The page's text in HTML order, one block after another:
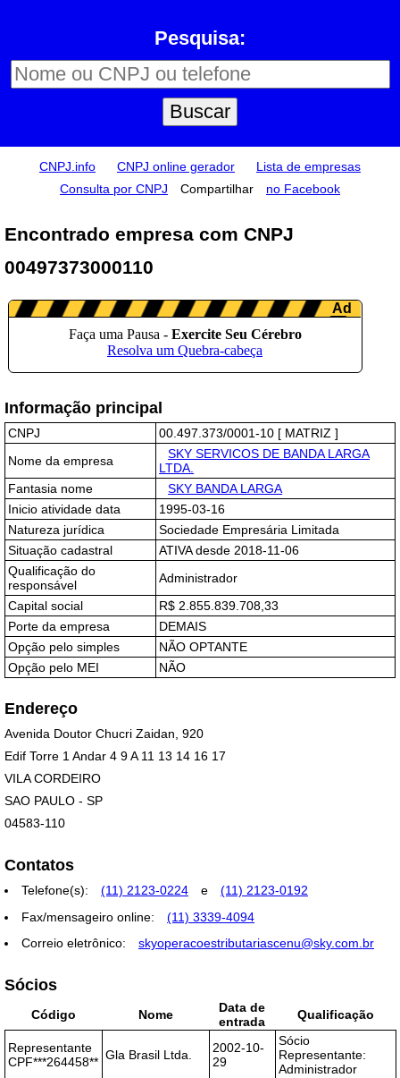
Pesquisa:
CNPJ.info CNPJ online gerador
Lista de empresas
Consulta por CNPJ
Compartilhar no Facebook
Encontrado empresa com CNPJ
00497373000110
Informação principal
CNPJ
00.497.373/0001-10 [ MATRIZ ]
Nome da empresa
SKY SERVICOS DE BANDA LARGA
LTDA.
Fantasia nome
SKY BANDA LARGA
Inicio atividade data
1995-03-16
Natureza jurídica
Sociedade Empresária Limitada
Situação cadastral
ATIVA desde 2018-11-06
Qualificação do
responsável
Administrador
Capital social
R$ 2.855.839.708,33
Porte da empresa
DEMAIS
Opção pelo simples
NÃO OPTANTE
Opção pelo MEI
NÃO
Endereço
Avenida Doutor Chucri Zaidan, 920
Edif Torre 1 Andar 4 9 A 11 13 14 16 17
VILA CORDEIRO
SAO PAULO - SP
04583-110
Contatos
Telefone(s): (11) 2123-0224 e
(11) 2123-0192
Fax/mensageiro online:
(11) 3339-4094
Correio eletrônico:
skyoperacoestributariascenu@sky.com.br
Sócios
Código Nome
Data de
entrada
Qualificação
Representante
CPF***264458** Gla Brasil Ltda.
2002-10-
29
Sócio
Representante:
Administrador